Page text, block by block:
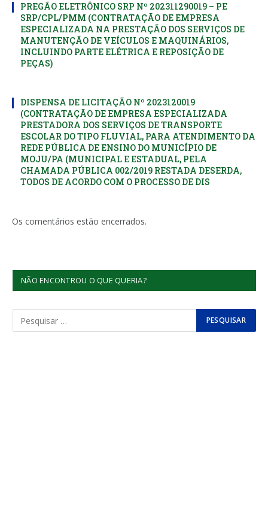
PREGÃO ELETRÔNICO SRP Nº 202311290019 – PE
SRP/CPL/PMM (CONTRATAÇÃO DE EMPRESA
ESPECIALIZADA NA PRESTAÇÃO DOS SERVIÇOS DE
MANUTENÇÃO DE VEÍCULOS E MAQUINÁRIOS,
INCLUINDO PARTE ELÉTRICA E REPOSIÇÃO DE
PEÇAS)
DISPENSA DE LICITAÇÃO Nº 2023120019
(CONTRATAÇÃO DE EMPRESA ESPECIALIZADA
PRESTADORA DOS SERVIÇOS DE TRANSPORTE
ESCOLAR DO TIPO FLUVIAL, PARA ATENDIMENTO DA
REDE PÚBLICA DE ENSINO DO MUNICÍPIO DE
MOJU/PA (MUNICIPAL E ESTADUAL, PELA
CHAMADA PÚBLICA 002/2019 RESTADA DESERDA,
TODOS DE ACORDO COM O PROCESSO DE DIS
Os comentários estão encerrados.
NÃO ENCONTROU O QUE QUERIA?